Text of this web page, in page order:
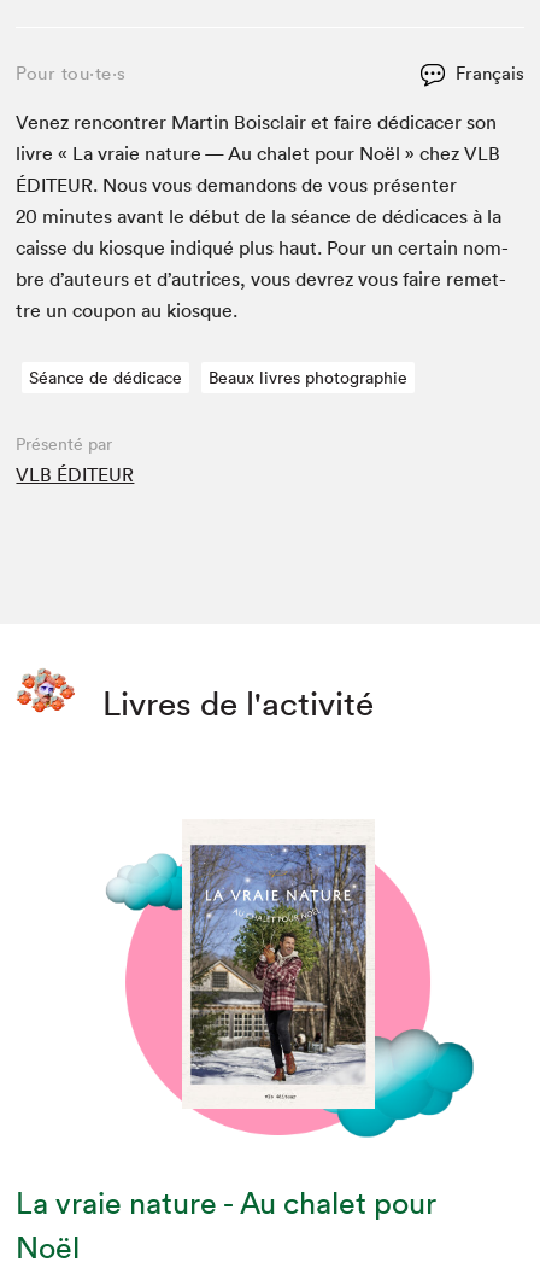
Pour tou⋅te⋅s Français
Venez ren­con­tr­er Mar­tin Bois­clair et faire dédi­cac­er son
livre « La vraie nature — Au chalet pour Noël » chezVLB
ÉDI­TEUR. Nous vous deman­dons de vous présen­ter
20 min­utes avant le début de la séance de dédi­caces à la
caisse du kiosque indiqué plus haut. Pour un cer­tain nom­
bre d’auteurs et d’autrices, vous devrez vous faire remet­
tre un coupon au kiosque.
Séance de dédicace Beaux livres photographie
Présenté par
VLB ÉDITEUR
Livres de l'activité
La vraie nature - Au chalet pour
Noël